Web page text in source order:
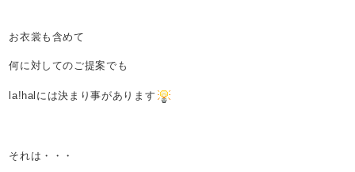
お衣裳も含めて
何に対してのご提案でも
la!halには決まり事があります
それは・・・